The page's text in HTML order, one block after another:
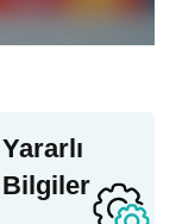
Yararlı
Bilgiler